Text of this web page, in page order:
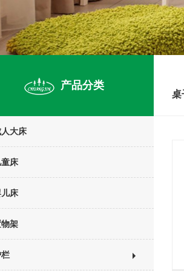
产品分类
人大床
童床
床
架
桌